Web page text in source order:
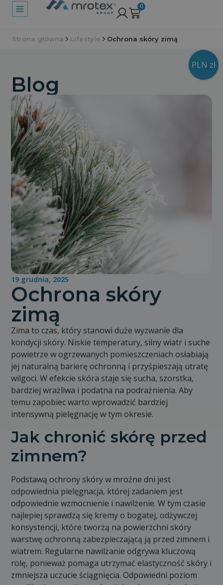
0
Strona główna Lifestyle Ochrona skóry zimą
Blog
19 grudnia, 2025
Ochrona skóry
zimą
Zima to czas, który stanowi duże wyzwanie dla
kondycji skóry. Niskie temperatury, silny wiatr i suche
powietrze w ogrzewanych pomieszczeniach osłabiają
jej naturalną barierę ochronną i przyśpieszają utratę
wilgoci. W efekcie skóra staje się sucha, szorstka,
bardziej wrażliwa i podatna na podrażnienia. Aby
temu zapobiec warto wprowadzić bardziej
intensywną pielęgnację w tym okresie.
Jak chronić skórę przed
zimnem?
Podstawą ochrony skóry w mroźne dni jest
odpowiednia pielęgnacja, której zadaniem jest
odpowiednie wzmocnienie i nawilżenie. W tym czasie
najlepiej sprawdzą się kremy o bogatej, odżywczej
konsystencji, które tworzą na powierzchni skóry
warstwę ochronną zabezpieczającą ją przed zimnem i
wiatrem. Regularne nawilżanie odgrywa kluczową
rolę, ponieważ pomaga utrzymać elastyczność skóry i
zmniejsza uczucie ściągnięcia. Odpowiedni poziom
PLN zł